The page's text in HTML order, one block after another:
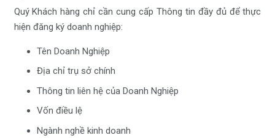
Quý Khách hàng chỉ cần cung cấp Thông tin đầy đủ để thực
hiện đăng ký doanh nghiệp:
Tên Doanh Nghiệp
Địa chỉ trụ sở chính
Thông tin liên hệ của Doanh Nghiệp
Vốn điều lệ
Ngành nghề kinh doanh